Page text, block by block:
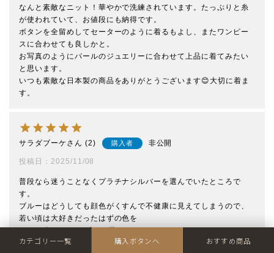
なんと素敵なニット！華やかで洗練されています。たっぷりと糸
が使われていて、お値段にも納得です。
ボタンを全留めしてセーターのように着るもよし、またワンピー
スに合わせても良しかと。
お写真のようにパールのジュエリーに合わせて上品に着てみたい
と思います。
いつも素敵な日本製の商品をありがとうございます😊大切に着ま
す。
サラダブーケ 2 購入者 非公開
投稿日 2025/11/08
普段なら迷うことなくプラチナシルバーを選んでいたところで
す。
ブルーはどうしても顔色がくすんで不健康に見えてしまうので、
若い頃は大好きだったはずの色を
もう20年くらい、ずっと避けてきました。
それが、「冬のモノトーンの景色をカラフルに塗り替える鮮やか
カテゴリー一覧 購入ボタンへ おすすめ商品